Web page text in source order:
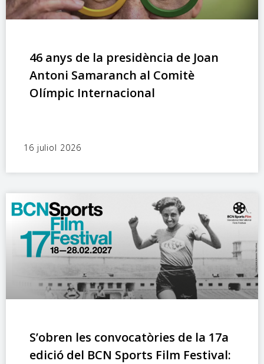
46 anys de la presidència de Joan
Antoni Samaranch al Comitè
Olímpic Internacional
16 juliol 2026
S’obren les convocatòries de la 17a
edició del BCN Sports Film Festival: